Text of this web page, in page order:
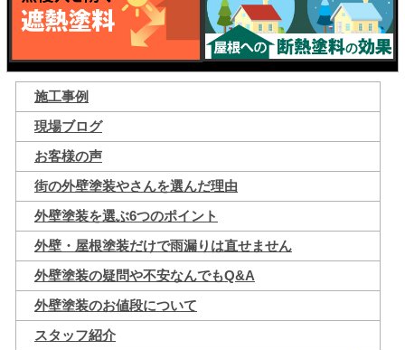
施工事例
現場ブログ
お客様の声
街の外壁塗装やさんを選んだ理由
外壁塗装を選ぶ6つのポイント
外壁・屋根塗装だけで雨漏りは直せません
外壁塗装の疑問や不安なんでもQ&A
外壁塗装のお値段について
スタッフ紹介